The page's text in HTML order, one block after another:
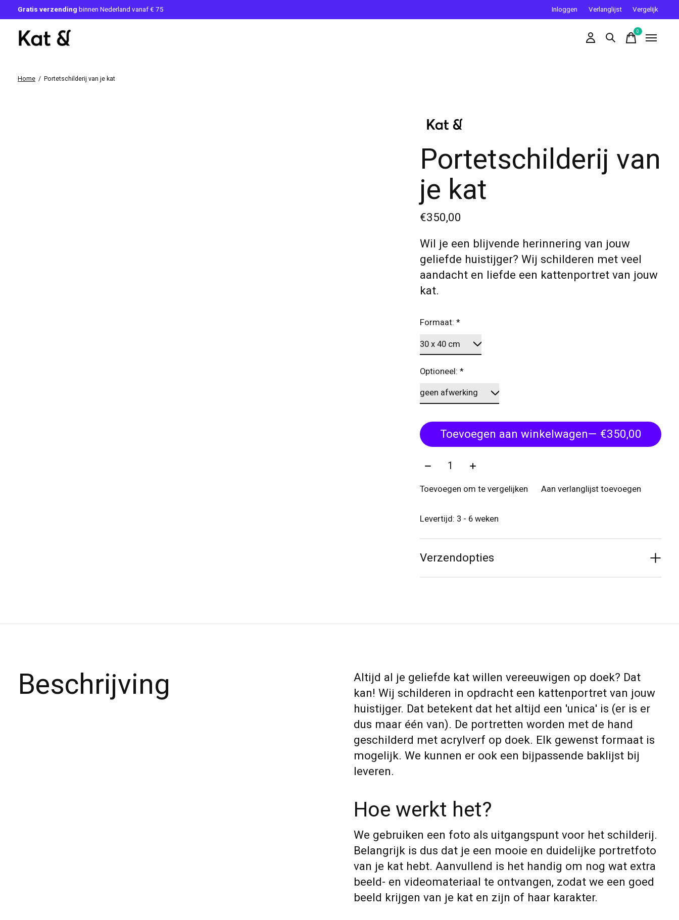
Gratis verzending binnen Nederland vanaf € 75 Inloggen Verlanglijst Vergelijk
0items
Home / Portetschilderij van je kat
Portetschilderij van
je kat
€350,00
Wil je een blijvende herinnering van jouw
geliefde huistijger? Wij schilderen met veel
aandacht en liefde een kattenportret van jouw
kat.
Formaat:*
Optioneel:*
Toevoegen aan winkelwagen
— €350,00
Aantal:
Toevoegen om te vergelijken Aan verlanglijst toevoegen
Levertijd: 3 - 6 weken
Verzendopties
Beschrijving
Altijd al je geliefde kat willen vereeuwigen op doek? Dat
kan! Wij schilderen in opdracht een kattenportret van jouw
huistijger. Dat betekent dat het altijd een 'unica' is (er is er
dus maar één van). De portretten worden met de hand
geschilderd met acrylverf op doek. Elk gewenst formaat is
mogelijk. We kunnen er ook een bijpassende baklijst bij
leveren.
Hoe werkt het?
We gebruiken een foto als uitgangspunt voor het schilderij.
Belangrijk is dus dat je een mooie en duidelijke portretfoto
van je kat hebt. Aanvullend is het handig om nog wat extra
beeld- en videomateriaal te ontvangen, zodat we een goed
beeld krijgen van je kat en zijn of haar karakter.